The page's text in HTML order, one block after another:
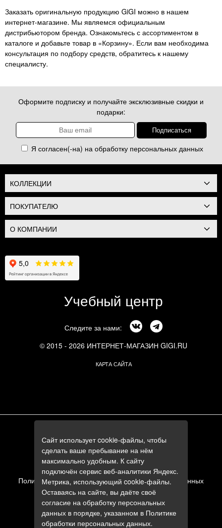
Заказать оригинальную продукцию GiGI можно в нашем
интернет-магазине. Мы являемся официальным
дистрибьютором бренда. Ознакомьтесь с ассортиментом в
каталоге и добавьте товар в «Корзину». Если вам необходима
консультация по подбору средств, обратитесь к нашему
специалисту.
Оформите подписку и получайте эксклюзивные скидки и
подарки:
Я согласен(-на) на обработку персональных данных
КОЛЛЕКЦИИ
ПОКУПАТЕЛЮ
О КОМПАНИИ
Учебный центр
Следите за нами:
© 2015 - 2026 ИНТЕРНЕТ-МАГАЗИН GIGI.RU
КАРТА САЙТА
+7 (495) 644-84-05
+7 (985) 644-84-05
e-mail:
zakaz@gigi.ru
Политика в отношении обработки персональных данных
Пользовательское соглашение
Сайт использует cookie-файлы, чтобы
сделать ваше пребывание на нём
максимально удобным. К сайту
подключён сервис веб-аналитики Яндекс.
Метрика, использующий cookie-файлы.
Оставаясь на сайте, вы даёте своё
согласие на обработку персональных
данных в порядке, указанном в Политике
обработки персональных данных.